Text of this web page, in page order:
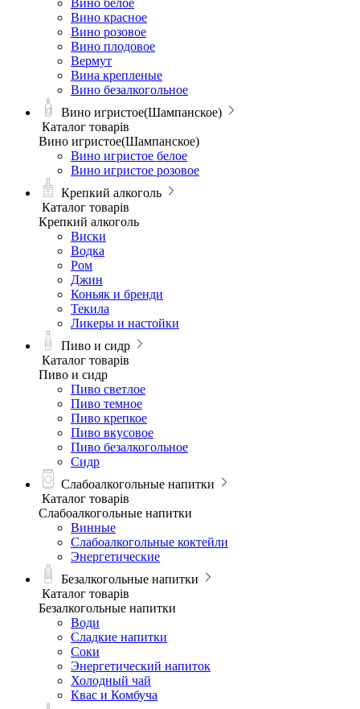
Вино красное
Вино розовое
Вино плодовое
Вермут
Вина крепленые
Вино безалкогольное
Вино игристое(Шампанское)
Каталог товарів
Вино игристое(Шампанское)
Вино игристое белое
Вино игристое розовое
Крепкий алкоголь
Каталог товарів
Крепкий алкоголь
Виски
Водка
Ром
Джин
Коньяк и бренди
Текила
Ликеры и настойки
Пиво и сидр
Каталог товарів
Пиво и сидр
Пиво светлое
Пиво темное
Пиво крепкое
Пиво вкусовое
Пиво безалкогольное
Сидр
Слабоалкогольные напитки
Каталог товарів
Слабоалкогольные напитки
Винные
Слабоалкогольные коктейли
Энергетические
Безалкогольные напитки
Каталог товарів
Безалкогольные напитки
Води
Сладкие напитки
Соки
Энергетический напиток
Холодный чай
Квас и Комбуча